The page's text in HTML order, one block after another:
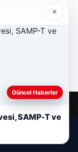
×
Güncel Haberler
SAMP-T ve